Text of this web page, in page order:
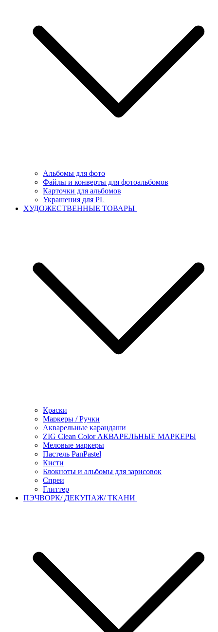
Альбомы для фото
Файлы и конверты для фотоальбомов
Карточки для альбомов
Украшения для PL
ХУДОЖЕСТВЕННЫЕ ТОВАРЫ
Краски
Маркеры / Ручки
Акварельные карандаши
ZIG Clean Color АКВАРЕЛЬНЫЕ МАРКЕРЫ
Меловые маркеры
Пастель PanPastel
Кисти
Блокноты и альбомы для зарисовок
Спреи
Глиттер
ПЭЧВОРК/ ДЕКУПАЖ/ ТКАНИ